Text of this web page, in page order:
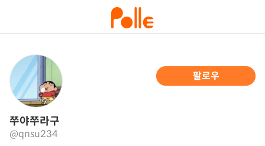
팔로우
쭈야쭈라구
@qnsu234